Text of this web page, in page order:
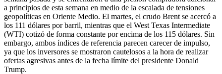
a principios de esta semana en medio de la escalada de tensiones
geopolíticas en Oriente Medio. El martes, el crudo Brent se acercó a
los 111 dólares por barril, mientras que el West Texas Intermediate
(WTI) cotizó de forma constante por encima de los 115 dólares. Sin
embargo, ambos índices de referencia parecen carecer de impulso,
ya que los inversores se mostraron cautelosos a la hora de realizar
ofertas agresivas antes de la fecha límite del presidente Donald
Trump.